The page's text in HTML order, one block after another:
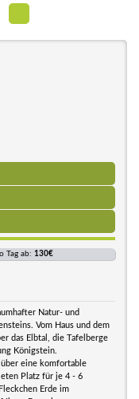
Tag ab: 130€
Natur- und
Vom Haus und dem
das Elbtal, die Tafelberge
Königstein.
eine komfortable
Platz für je 4 - 6
Erde im